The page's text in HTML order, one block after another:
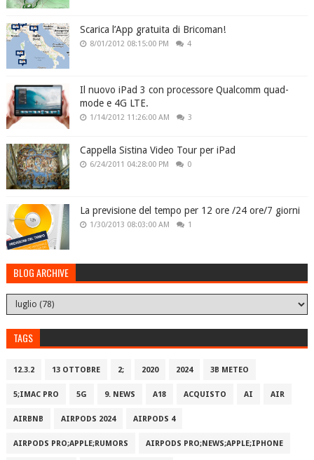
Scarica l’App gratuita di Bricoman!
8/01/2012 08:15:00 PM 4
Il nuovo iPad 3 con processore Qualcomm quad-
mode e 4G LTE.
1/14/2012 11:26:00 AM 3
Cappella Sistina Video Tour per iPad
6/24/2011 04:28:00 PM 0
La previsione del tempo per 12 ore /24 ore/7 giorni
1/30/2013 08:03:00 AM 1
BLOG ARCHIVE
TAGS
12.3.2 13 OTTOBRE 2; 2020 2024 3B METEO
5;IMAC PRO 5G 9. NEWS A18 ACQUISTO AI AIR
AIRBNB AIRPODS 2024 AIRPODS 4
AIRPODS PRO;APPLE;RUMORS AIRPODS PRO;NEWS;APPLE;IPHONE